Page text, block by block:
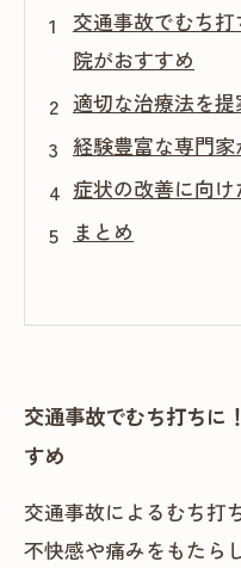
交通事故でむち
院がおすすめ
適切な治療法を提
経験豊富な専門
症状の改善に向
まとめ
交通事故でむち打ちに
すめ
交通事故によるむち打
不快感や痛みをもたら